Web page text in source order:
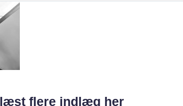
flere indlæg her